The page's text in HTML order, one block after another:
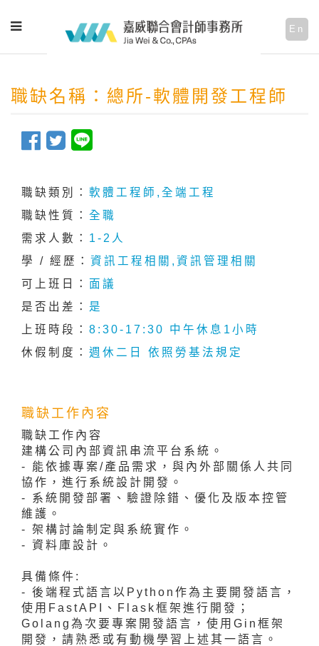
En
職缺名稱：總所-軟體開發工程師
職缺類別： 軟體工程師,全端工程
職缺性質： 全職
需求人數： 1-2人
學 / 經歷： 資訊工程相關,資訊管理相關
可上班日： 面議
是否出差： 是
上班時段： 8:30-17:30 中午休息1小時
休假制度： 週休二日 依照勞基法規定
職缺工作內容
職缺工作內容
建構公司內部資訊串流平台系統。
- 能依據專案/產品需求，與內外部關係人共同
協作，進行系統設計開發。
- 系統開發部署、驗證除錯、優化及版本控管
維護。
- 架構討論制定與系統實作。
- 資料庫設計。
具備條件:
- 後端程式語言以Python作為主要開發語言，
使用FastAPI、Flask框架進行開發；
Golang為次要專案開發語言，使用Gin框架
開發，請熟悉或有動機學習上述其一語言。